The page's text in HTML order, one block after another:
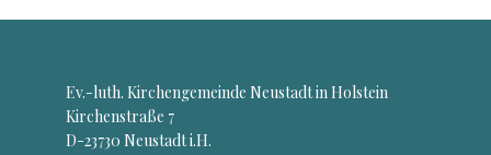
Ev.-luth. Kirchengemeinde Neustadt in Holstein
Kirchenstraße 7
D-23730 Neustadt i.H.